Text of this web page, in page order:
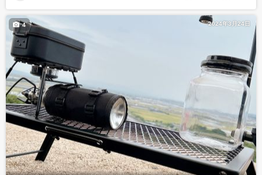
2024年3月24日
4